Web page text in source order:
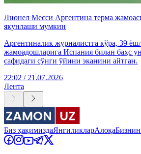
Лионел Месси Аргентина терма
якунлаши мумкин
Аргентиналик журналистга кўра, 39
жамоадошларига Испания билан баҳс
сафидаги сўнги ўйини эканини айтган.
22:02 / 21.07.2026
Лента
Биз ҳақимиздаЯнгиликларАлоқа